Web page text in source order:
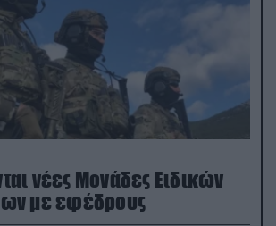
νέες Μονάδες Ειδικών
με εφέδρους